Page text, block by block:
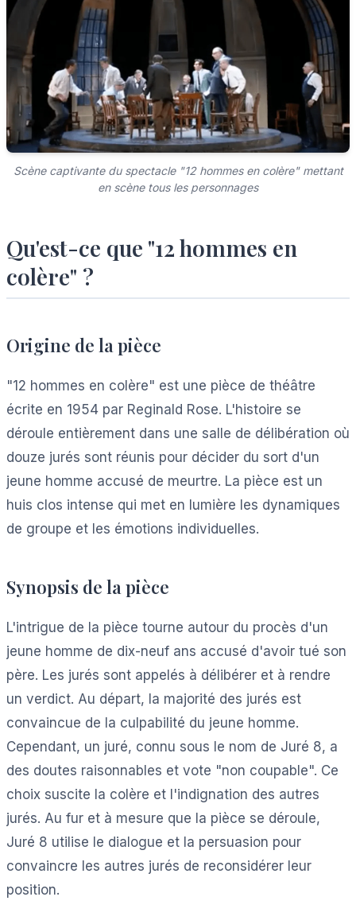
Scène captivante du spectacle "12 hommes en colère" mettant
en scène tous les personnages
Qu'est-ce que "12 hommes en
colère" ?
Origine de la pièce
"12 hommes en colère" est une pièce de théâtre
écrite en 1954 par Reginald Rose. L'histoire se
déroule entièrement dans une salle de délibération où
douze jurés sont réunis pour décider du sort d'un
jeune homme accusé de meurtre. La pièce est un
huis clos intense qui met en lumière les dynamiques
de groupe et les émotions individuelles.
Synopsis de la pièce
L'intrigue de la pièce tourne autour du procès d'un
jeune homme de dix-neuf ans accusé d'avoir tué son
père. Les jurés sont appelés à délibérer et à rendre
un verdict. Au départ, la majorité des jurés est
convaincue de la culpabilité du jeune homme.
Cependant, un juré, connu sous le nom de Juré 8, a
des doutes raisonnables et vote "non coupable". Ce
choix suscite la colère et l'indignation des autres
jurés. Au fur et à mesure que la pièce se déroule,
Juré 8 utilise le dialogue et la persuasion pour
convaincre les autres jurés de reconsidérer leur
position.